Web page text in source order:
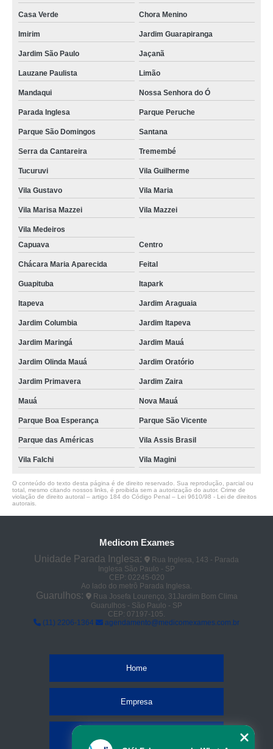
Casa Verde Chora Menino
Imirim Jardim Guarapiranga
Jardim São Paulo Jaçanã
Lauzane Paulista Limão
Mandaqui Nossa Senhora do Ó
Parada Inglesa Parque Peruche
Parque São Domingos Santana
Serra da Cantareira Tremembé
Tucuruvi Vila Guilherme
Vila Gustavo Vila Maria
Vila Marisa Mazzei Vila Mazzei
Vila Medeiros
Capuava
Centro
Chácara Maria Aparecida Feital
Guapituba Itapark
Itapeva Jardim Araguaia
Jardim Columbia Jardim Itapeva
Jardim Maringá Jardim Mauá
Jardim Olinda Mauá Jardim Oratório
Jardim Primavera Jardim Zaira
Mauá Nova Mauá
Parque Boa Esperança Parque São Vicente
Parque das Américas Vila Assis Brasil
Vila Falchi Vila Magini
O conteúdo do texto desta página é de direito reservado. Sua reprodução, parcial ou
total, mesmo citando nossos links, é proibida sem a autorização do autor. Crime de
violação de direito autoral – artigo 184 do Código Penal – Lei 9610/98 - Lei de direitos
autorais
Medicom Exames
Unidade Parada Inglesa:
Rua Inglesa, 143 - Parada
Inglesa São Paulo - SP
CEP: 02245-020
Ao lado do metrô Parada Inglesa.
Guarulhos:
Rua Josefa Lourenço, 31Jardim Bom Clima
Guarulhos - São Paulo - SP
CEP: 07197-105.
(11) 2206-1364
agendamento@medicomexames.com.br
Home
Empresa